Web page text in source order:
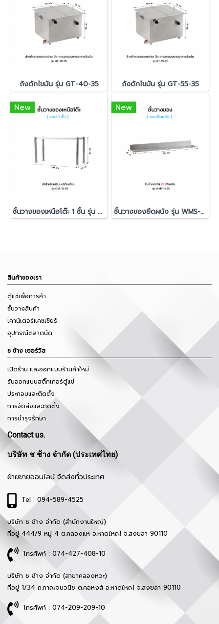
ถังดักไขมัน รุ่น GT-40-35 ถังดักไขมัน รุ่น GT-55-35
New
ชั้นวางของเหนือโต๊ะ 1 ชั้น รุ่น OSS-12-30
New
ชั้นวางของยึดผนัง รุ่น WMS-15-25
สินค้าของเรา
ตู้แช่เพื่อการค้า
ชั้นวางสินค้า
เคาน์เตอร์แคชเชียร์
อุปกรณ์ตลาดนัด
ช ช้าง เซอร์วิส
เปิดร้าน และออกแบบร้านค้าใหม่
รับออกแบบสติ๊กเกอร์ตู้แช่
ประกอบและติดตั้ง
การจัดส่งและติดตั้ง
การบำรุงรักษา
Contact us.
บริษัท ช ช้าง จำกัด (ประเทศไทย)
ฝ่ายขายออนไลน์ จัดส่งทั่วประเทศ
Tel : 094-589-4525
บริษัท ช ช้าง จำกัด (สำนักงานใหญ่)
ที่อยู่ 444/9 หมู่ 4 ต.คลองแห อ.หาดใหญ่ จ.สงขลา 90110
โทรศัพท์ : 074-427-408-10
บริษัท ช ช้าง จำกัด (สาขาคลองหวะ)
ที่อยู่ 1/34 ถ.กาญจนวนิช ต.คอหงส์ อ.หาดใหญ่ จ.สงขลา 90110
โทรศัพท์ : 074-209-209-10